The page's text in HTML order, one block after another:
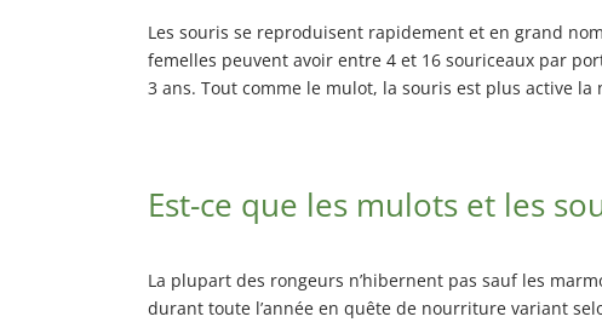
Les souris se reproduisent rapidement et en grand
femelles peuvent avoir entre 4 et 16 souriceaux par
3 ans. Tout comme le mulot, la souris est plus active la
Est-ce que les mulots et les
La plupart des rongeurs n’hibernent pas sauf les
durant toute l’année en quête de nourriture variant